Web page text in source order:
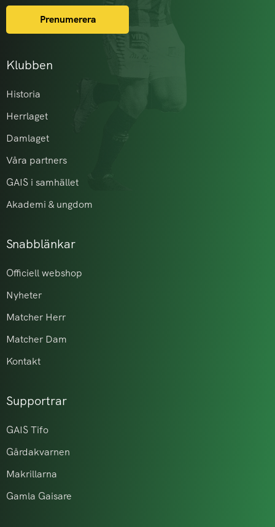
Klubben
Historia
Herrlaget
Damlaget
Våra partners
GAIS i samhället
Akademi & ungdom
Snabblänkar
Officiell webshop
Nyheter
Matcher Herr
Matcher Dam
Kontakt
Supportrar
GAIS Tifo
Gårdakvarnen
Makrillarna
Gamla Gaisare
Prenumerera